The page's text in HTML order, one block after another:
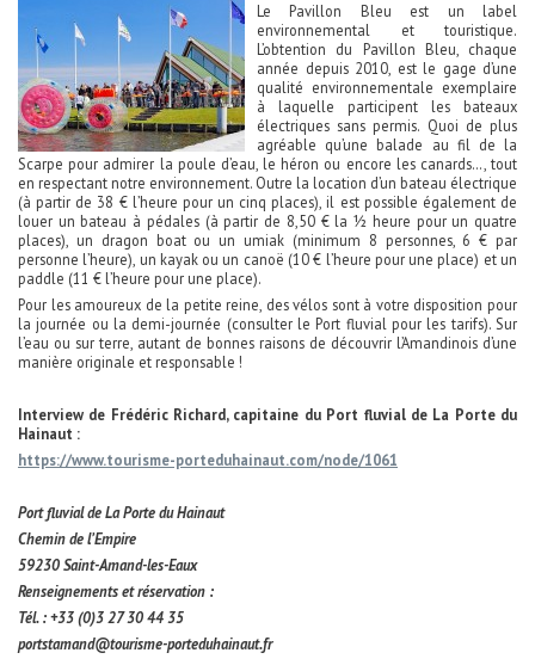
Le Pavillon Bleu est un label
environnemental et touristique.
L’obtention du Pavillon Bleu, chaque
année depuis 2010, est le gage d’une
qualité environnementale exemplaire
à laquelle participent les bateaux
électriques sans permis. Quoi de plus
agréable qu’une balade au fil de la
Scarpe pour admirer la poule d’eau, le héron ou encore les canards…, tout
en respectant notre environnement. Outre la location d’un bateau électrique
(à partir de 38 € l’heure pour un cinq places), il est possible également de
louer un bateau à pédales (à partir de 8,50 € la ½ heure pour un quatre
places), un dragon boat ou un umiak (minimum 8 personnes, 6 € par
personne l’heure), un kayak ou un canoë (10 € l’heure pour une place) et un
paddle (11 € l’heure pour une place).
Pour les amoureux de la petite reine, des vélos sont à votre disposition pour
la journée ou la demi-journée (consulter le Port fluvial pour les tarifs). Sur
l’eau ou sur terre, autant de bonnes raisons de découvrir l’Amandinois d’une
manière originale et responsable !
Interview de Frédéric Richard, capitaine du Port fluvial de La Porte du
Hainaut :
https://www.tourisme-porteduhainaut.com/node/1061
Port fluvial de La Porte du Hainaut
Chemin de l’Empire
59230 Saint-Amand-les-Eaux
Renseignements et réservation :
Tél. : +33 (0)3 27 30 44 35
portstamand@tourisme-porteduhainaut.fr